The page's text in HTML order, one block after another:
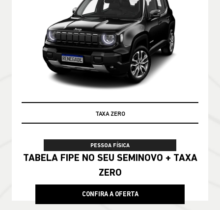
PESSOA FÍSICA
TABELA FIPE NO SEU SEMINOVO + TAXA
ZERO
CONFIRA A OFERTA